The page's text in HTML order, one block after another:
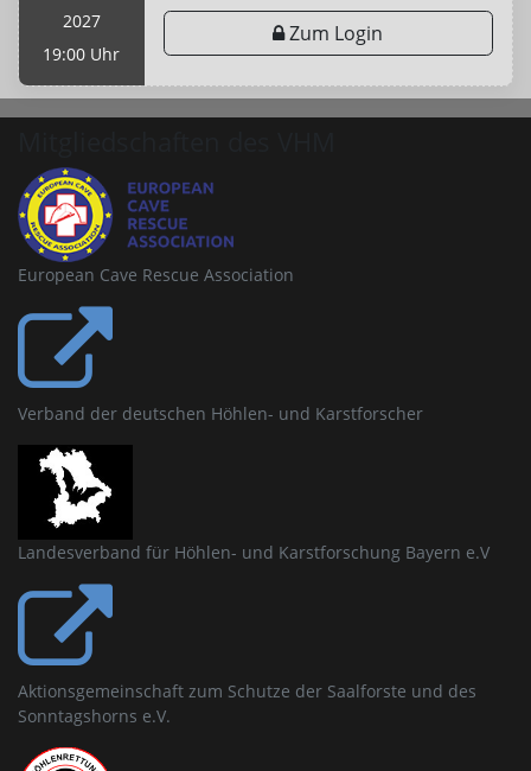
2027
19:00 Uhr
Zum Login
European Cave Rescue Association
Verband der deutschen Höhlen- und Karstforscher
Landesverband für Höhlen- und Karstforschung Bayern e.V
Aktionsgemeinschaft zum Schutze der Saalforste und des
Sonntagshorns e.V.